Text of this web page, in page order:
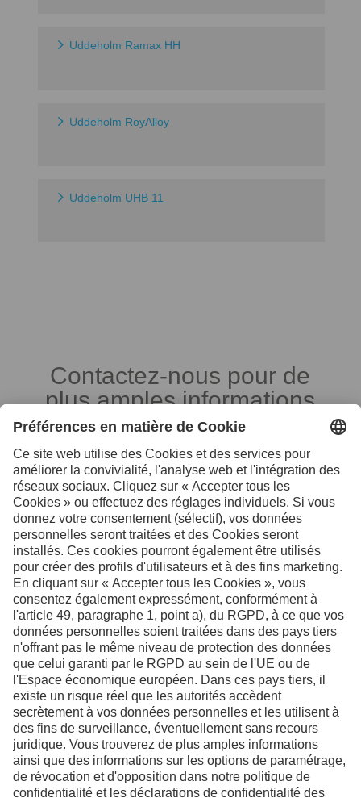
Uddeholm Ramax HH
Uddeholm RoyAlloy
Uddeholm UHB 11
Contactez-nous pour de
plus amples informations
Vos interlocuteurs en Suisse
Facebook
Instagram
LinkedIn